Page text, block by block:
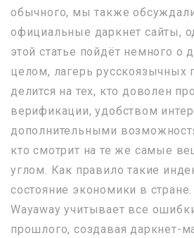
обычного, мы также
официальные даркнет сайты,
этой статье пойдёт немного о
целом, лагерь русскоязычных
делится на тех, кто доволен
верификации, удобством
дополнительными
кто смотрит на те же самые
углом. Как правило такие
состояние экономики в
Wayaway учитывает все
прошлого, создавая даркнет-